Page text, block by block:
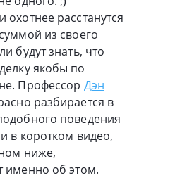
охотнее расстанутся
из своего
будут знать, что
якобы по
Профессор Дэн
разбирается в
поведения
в коротком видео,
ниже,
именно об этом.